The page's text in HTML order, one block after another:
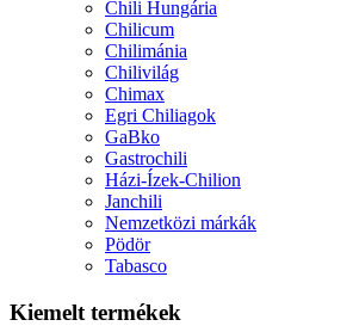
Chili Hungária
Chilicum
Chilimánia
Chilivilág
Chimax
Egri Chiliagok
GaBko
Gastrochili
Házi-Ízek-Chilion
Janchili
Nemzetközi márkák
Pödör
Tabasco
Kiemelt termékek